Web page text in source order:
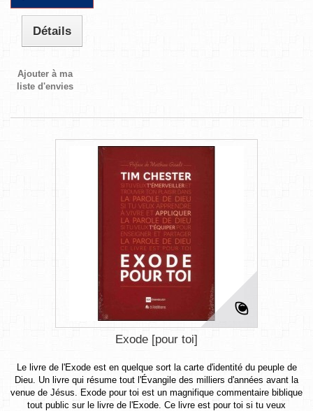
Détails
Ajouter à ma
liste d'envies
Exode [pour toi]
Le livre de l'Exode est en quelque sort la carte d'identité du peuple de
Dieu. Un livre qui résume tout l'Évangile des milliers d'années avant la
venue de Jésus. Exode pour toi est un magnifique commentaire biblique
tout public sur le livre de l'Exode. Ce livre est pour toi si tu veux